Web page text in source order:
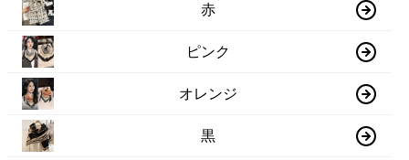
赤
ピンク
オレンジ
黒